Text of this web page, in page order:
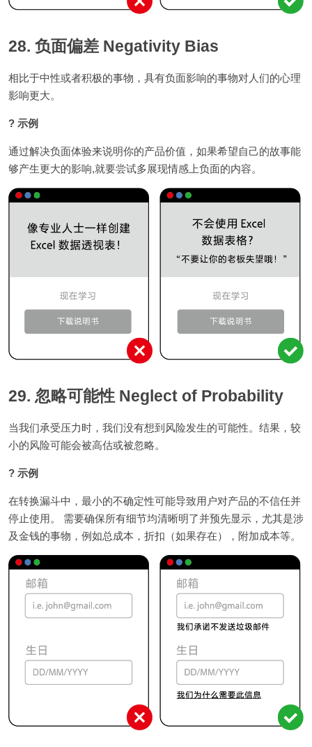
28. 负面偏差 Negativity Bias
相比于中性或者积极的事物，具有负面影响的事物对人们的心理
影响更大。
? 示例
通过解决负面体验来说明你的产品价值，如果希望自己的故事能
够产生更大的影响,就要尝试多展现情感上负面的内容。
29. 忽略可能性 Neglect of Probability
当我们承受压力时，我们没有想到风险发生的可能性。结果，较
小的风险可能会被高估或被忽略。
? 示例
在转换漏斗中，最小的不确定性可能导致用户对产品的不信任并
停止使用。 需要确保所有细节均清晰明了并预先显示，尤其是涉
及金钱的事物，例如总成本，折扣（如果存在），附加成本等。